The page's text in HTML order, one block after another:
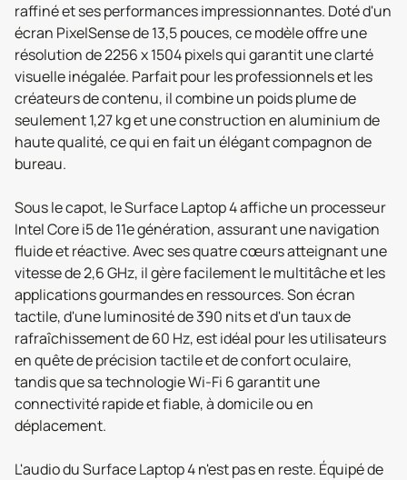
raffiné et ses performances impressionnantes. Doté d'un
écran PixelSense de 13,5 pouces, ce modèle offre une
résolution de 2256 x 1504 pixels qui garantit une clarté
visuelle inégalée. Parfait pour les professionnels et les
créateurs de contenu, il combine un poids plume de
seulement 1,27 kg et une construction en aluminium de
haute qualité, ce qui en fait un élégant compagnon de
bureau.
Sous le capot, le Surface Laptop 4 affiche un processeur
Intel Core i5 de 11e génération, assurant une navigation
fluide et réactive. Avec ses quatre cœurs atteignant une
vitesse de 2,6 GHz, il gère facilement le multitâche et les
applications gourmandes en ressources. Son écran
tactile, d'une luminosité de 390 nits et d'un taux de
rafraîchissement de 60 Hz, est idéal pour les utilisateurs
en quête de précision tactile et de confort oculaire,
tandis que sa technologie Wi-Fi 6 garantit une
connectivité rapide et fiable, à domicile ou en
déplacement.
L'audio du Surface Laptop 4 n'est pas en reste. Équipé de